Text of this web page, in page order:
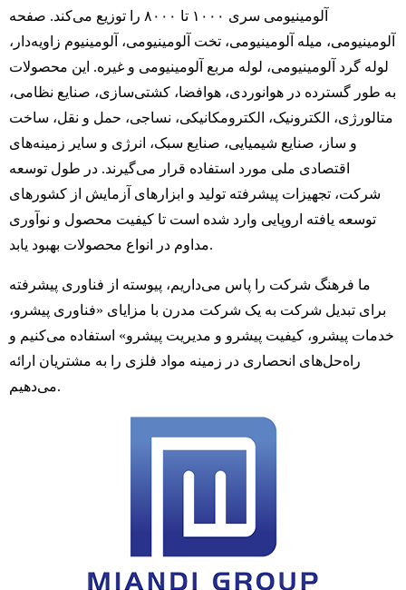
آلومینیومی سری ۱۰۰۰ تا ۸۰۰۰ را توزیع می‌کند. صفحه
آلومینیومی، میله آلومینیومی، تخت آلومینیومی، آلومینیوم زاویه‌دار،
لوله گرد آلومینیومی، لوله مربع آلومینیومی و غیره. این محصولات
به طور گسترده در هوانوردی، هوافضا، کشتی‌سازی، صنایع نظامی،
متالورژی، الکترونیک، الکترومکانیکی، نساجی، حمل و نقل، ساخت
و ساز، صنایع شیمیایی، صنایع سبک، انرژی و سایر زمینه‌های
اقتصادی ملی مورد استفاده قرار می‌گیرند. در طول توسعه
شرکت، تجهیزات پیشرفته تولید و ابزارهای آزمایش از کشورهای
توسعه یافته اروپایی وارد شده است تا کیفیت محصول و نوآوری
مداوم در انواع محصولات بهبود یابد.
ما فرهنگ شرکت را پاس می‌داریم، پیوسته از فناوری پیشرفته
برای تبدیل شرکت به یک شرکت مدرن با مزایای «فناوری پیشرو،
خدمات پیشرو، کیفیت پیشرو و مدیریت پیشرو» استفاده می‌کنیم و
راه‌حل‌های انحصاری در زمینه مواد فلزی را به مشتریان ارائه
می‌دهیم.